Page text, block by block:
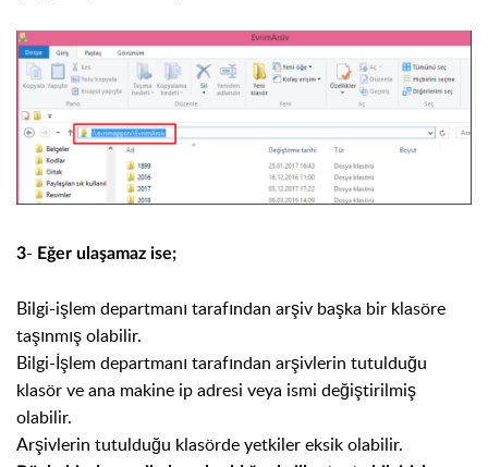
3- Eğer ulaşamaz ise;
Bilgi-işlem departmanı tarafından arşiv başka bir klasöre
taşınmış olabilir.
Bilgi-İşlem departmanı tarafından arşivlerin tutulduğu
klasör ve ana makine ip adresi veya ismi değiştirilmiş
olabilir.
Arşivlerin tutulduğu klasörde yetkiler eksik olabilir.